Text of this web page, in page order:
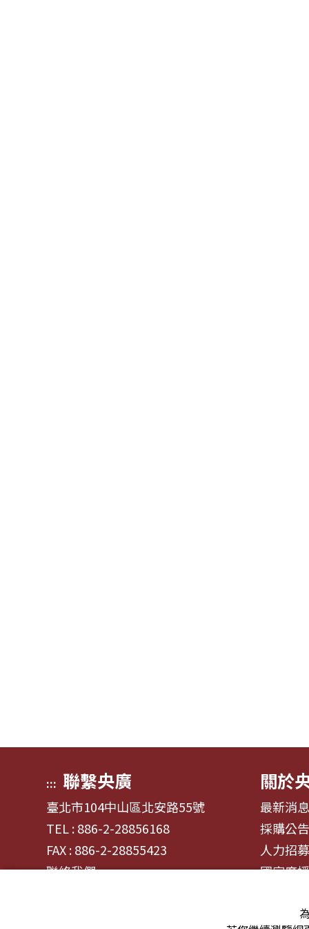
::: 聯繫央廣
臺北市104中山區北安路55號
TEL : 886-2-28856168
FAX : 886-2-28855423
聯絡我們
關於
最新消息
採購公告
人力招募
國家廣